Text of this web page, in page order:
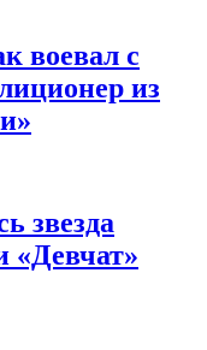
воевал с
из
звезда
«Девчат»